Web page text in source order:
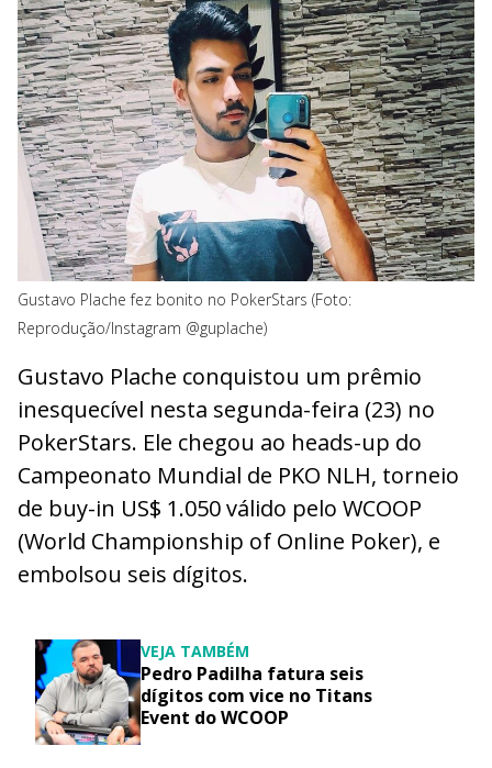
Gustavo Plache fez bonito no PokerStars (Foto:
Reprodução/Instagram @guplache)
Gustavo Plache conquistou um prêmio
inesquecível nesta segunda-feira (23) no
PokerStars. Ele chegou ao heads-up do
Campeonato Mundial de PKO NLH, torneio
de buy-in US$ 1.050 válido pelo WCOOP
(World Championship of Online Poker), e
embolsou seis dígitos.
VEJA TAMBÉM
Pedro Padilha fatura seis
dígitos com vice no Titans
Event do WCOOP